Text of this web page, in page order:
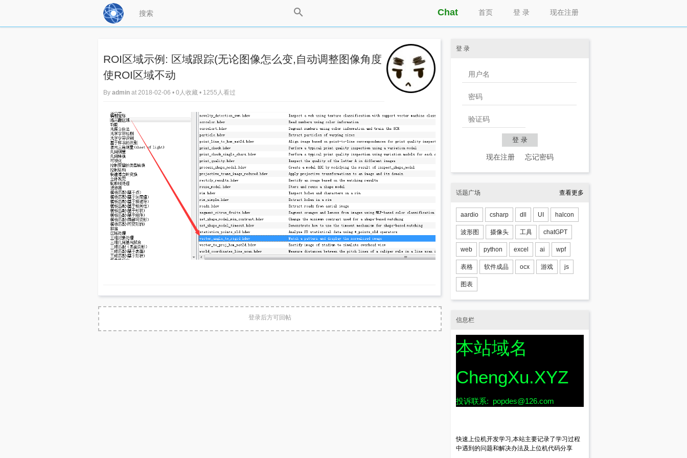
现在注册
登 录
首页
Chat
ROI区域示例: 区域跟踪(无论图像怎么变,自动调整图像角度
使ROI区域不动
By admin at 2018-02-06 • 0人收藏 • 1255人看过
登录后方可回帖
登 录
现在注册 忘记密码
话题广场 查看更多
aardio csharp dll UI halcon
波形图 摄像头 工具 chatGPT
web python excel ai wpf
表格 软件成品 ocx 游戏 js
图表
信息栏
本站域名
ChengXu.XYZ
投诉联系: popdes@126.com
快速上位机开发学习,本站主要记录了学习过程
中遇到的问题和解决办法及上位机代码分享